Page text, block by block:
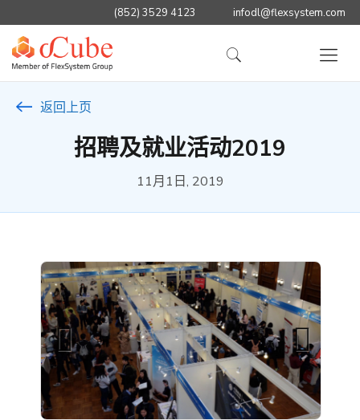
(852) 3529 4123 infodl@flexsystem.com
返回上页
招聘及就业活动2019
11月1日, 2019
Previous Next